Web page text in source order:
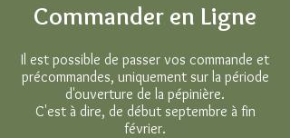
Commander en Ligne
Il est possible de passer vos commande et
précommandes, uniquement sur la période
d'ouverture de la pépinière.
C'est à dire, de début septembre à fin
février.